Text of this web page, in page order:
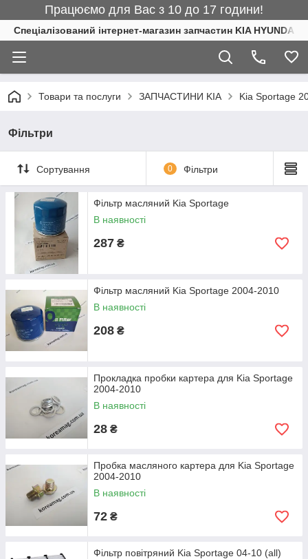
Працюємо для Вас з 10 до 17 години!
Спеціалізований інтернет-магазин запчастин KIA HYUNDAI
Товари та послуги ЗАПЧАСТИНИ KIA Kia Sportage
Фільтри
Сортування 0 Фільтри
Фільтр масляний Kia Sportage
В наявності
287 ₴
Фільтр масляний Kia Sportage 2004-2010
В наявності
208 ₴
Прокладка пробки картера для Kia Sportage
2004-2010
В наявності
28 ₴
Пробка масляного картера для Kia Sportage
2004-2010
В наявності
72 ₴
Фільтр повітряний Kia Sportage 04-10 (all)